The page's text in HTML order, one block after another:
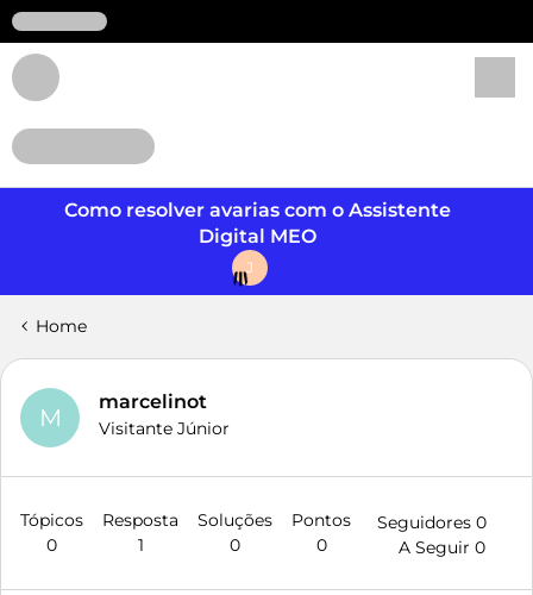
Como resolver avarias com o Assistente
Digital MEO
J
Home
M
marcelinot
Visitante Júnior
Tópicos
0
Resposta
1
Soluções
0
Pontos
0
Seguidores 0
A Seguir 0